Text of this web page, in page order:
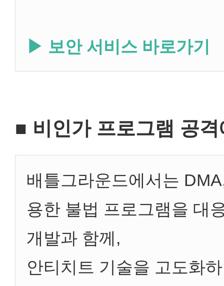
▶ 보안 서비스 바로가기
■ 비인가 프로그램 공
배틀그라운드에서는
용한 불법 프로그램을 대
개발과 함께,
안티치트 기술을 고도화